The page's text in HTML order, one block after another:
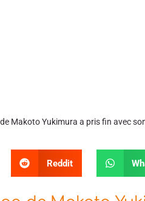
Makoto Yukimura a pris fin avec
Reddit